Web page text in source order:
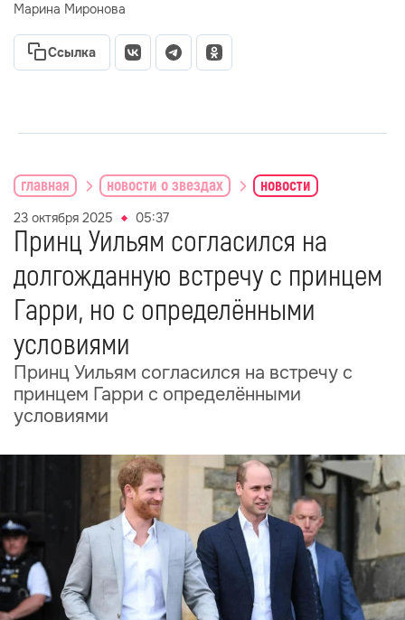
Марина Миронова
Ссылка
главная новости о звездах новости
23 октября 2025 05:37
Принц Уильям согласился на
долгожданную встречу с принцем
Гарри, но с определёнными
условиями
Принц Уильям согласился на встречу с
принцем Гарри с определёнными
условиями